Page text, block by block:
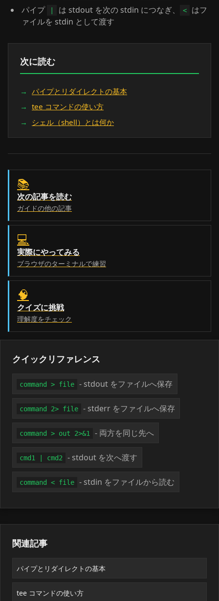
パイプ
は stdout を次の stdin につなぎ、 <
はフ
ァイルを stdin として渡す
次に読む
パイプとリダイレクトの基本
tee コマンドの使い方
シェル（shell）とは何か
📚
次の記事を読む
ガイドの他の記事
💻
実際にやってみる
ブラウザのターミナルで練習
🧠
クイズに挑戦
理解度をチェック
クイックリファレンス
command > file - stdout をファイルへ保存
command 2> file - stderr をファイルへ保存
command > out 2>&1 - 両方を同じ先へ
cmd1 | cmd2 - stdout を次へ渡す
command < file - stdin をファイルから読む
関連記事
パイプとリダイレクトの基本
tee コマンドの使い方